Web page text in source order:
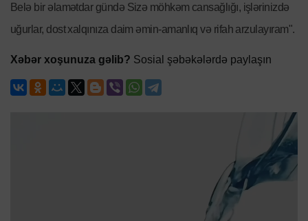
Belə bir əlamətdar gündə Sizə möhkəm cansağlığı, işlərinizdə
uğurlar, dost xalqınıza daim əmin-amanlıq və rifah arzulayıram".
Xəbər xoşunuza gəlib? Sosial şəbəkələrdə paylaşın